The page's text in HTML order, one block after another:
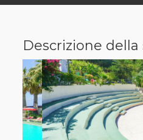
Descrizione